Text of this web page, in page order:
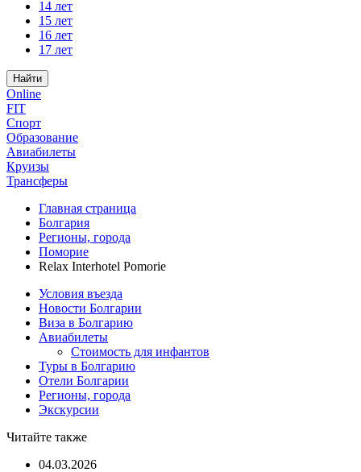
14 лет
15 лет
16 лет
17 лет
Найти
Online
FIT
Спорт
Образование
Авиабилеты
Круизы
Трансферы
Главная страница
Болгария
Регионы, города
Поморие
Relax Interhotel Pomorie
Условия въезда
Новости Болгарии
Виза в Болгарию
Авиабилеты
Стоимость для инфантов
Туры в Болгарию
Отели Болгарии
Регионы, города
Экскурсии
Читайте также
04.03.2026